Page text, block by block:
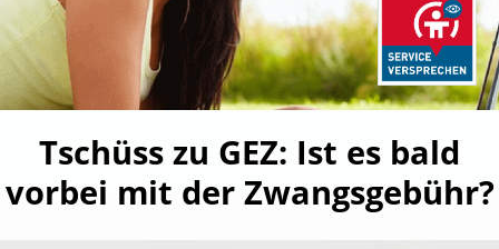
Tschüss zu GEZ: Ist es bald
vorbei mit der Zwangsgebühr?